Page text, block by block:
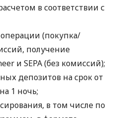
в соответствии с
(покупка/
получение
и SEPA (без комиссий);
депозитов на срок от
1 ночь;
в том числе по